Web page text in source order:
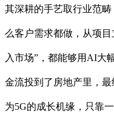
其深耕的手艺取行业范
么客户需求都做，从项
入市场”，都能够用AI大
金流投到了房地产里，
为5G的成长机缘，只靠